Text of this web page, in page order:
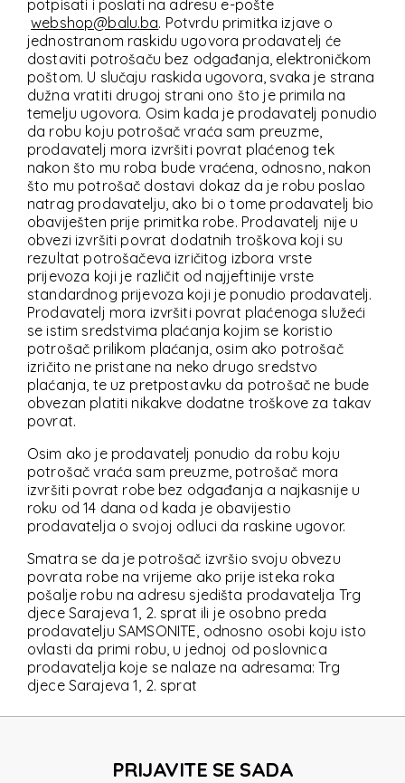
potpisati i poslati na adresu e-pošte
webshop@balu.ba. Potvrdu primitka izjave o
jednostranom raskidu ugovora prodavatelj će
dostaviti potrošaču bez odgađanja, elektroničkom
poštom. U slučaju raskida ugovora, svaka je strana
dužna vratiti drugoj strani ono što je primila na
temelju ugovora. Osim kada je prodavatelj ponudio
da robu koju potrošač vraća sam preuzme,
prodavatelj mora izvršiti povrat plaćenog tek
nakon što mu roba bude vraćena, odnosno, nakon
što mu potrošač dostavi dokaz da je robu poslao
natrag prodavatelju, ako bi o tome prodavatelj bio
obaviješten prije primitka robe. Prodavatelj nije u
obvezi izvršiti povrat dodatnih troškova koji su
rezultat potrošačeva izričitog izbora vrste
prijevoza koji je različit od najjeftinije vrste
standardnog prijevoza koji je ponudio prodavatelj.
Prodavatelj mora izvršiti povrat plaćenoga služeći
se istim sredstvima plaćanja kojim se koristio
potrošač prilikom plaćanja, osim ako potrošač
izričito ne pristane na neko drugo sredstvo
plaćanja, te uz pretpostavku da potrošač ne bude
obvezan platiti nikakve dodatne troškove za takav
povrat.
Osim ako je prodavatelj ponudio da robu koju
potrošač vraća sam preuzme, potrošač mora
izvršiti povrat robe bez odgađanja a najkasnije u
roku od 14 dana od kada je obavijestio
prodavatelja o svojoj odluci da raskine ugovor.
Smatra se da je potrošač izvršio svoju obvezu
povrata robe na vrijeme ako prije isteka roka
pošalje robu na adresu sjedišta prodavatelja Trg
djece Sarajeva 1, 2. sprat ili je osobno preda
prodavatelju SAMSONITE, odnosno osobi koju isto
ovlasti da primi robu, u jednoj od poslovnica
prodavatelja koje se nalaze na adresama: Trg
djece Sarajeva 1, 2. sprat
PRIJAVITE SE SADA